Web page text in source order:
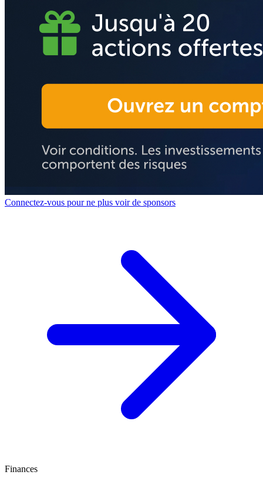
Connectez-vous pour ne plus voir de sponsors
Finances